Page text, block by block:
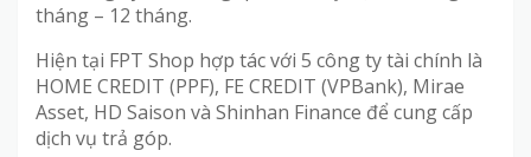
tháng – 12 tháng.
Hiện tại FPT Shop hợp tác với 5 công ty tài chính là
HOME CREDIT (PPF), FE CREDIT (VPBank), Mirae
Asset, HD Saison và Shinhan Finance để cung cấp
dịch vụ trả góp.